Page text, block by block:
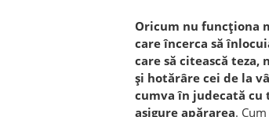
Oricum nu funcționa
care încerca să
care să citească teza,
și hotărâre cei de la
cumva în judecată
asigure apărarea.